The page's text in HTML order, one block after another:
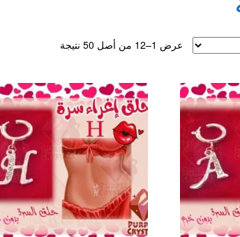
عرض 1–12 من أصل 50 نتيجة